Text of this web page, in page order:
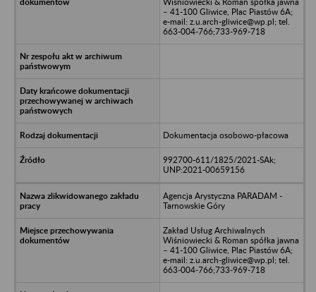
– 41-100 Gliwice, Plac Piastów 6A;
e-mail: z.u.arch-gliwice@wp.pl; tel.
663-004-766;733-969-718
Dokumentacja osobowo-płacowa
992700-611/1825/2021-SAk;
UNP:2021-00659156
Agencja Arystyczna PARADAM -
Tarnowskie Góry
Zakład Usług Archiwalnych
Wiśniowiecki & Roman spółka jawna
– 41-100 Gliwice, Plac Piastów 6A;
e-mail: z.u.arch-gliwice@wp.pl; tel.
663-004-766;733-969-718